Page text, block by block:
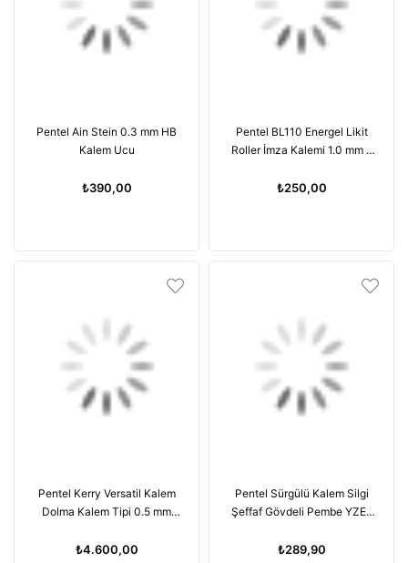
Pentel Ain Stein 0.3 mm HB
Kalem Ucu
₺390,00
Pentel BL110 Energel Likit
Roller İmza Kalemi 1.0 mm -
₺250,00
Pentel Kerry Versatil Kalem
Dolma Kalem Tipi 0.5 mm
₺4.600,00
Pentel Sürgülü Kalem Silgi
Şeffaf Gövdeli Pembe YZE-
₺289,90